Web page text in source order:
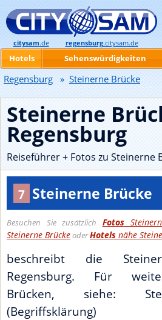
Steinerne
Regensburg
Reiseführer + Fotos zu Steinerne
7 Steinerne Brücke
Besuchen Sie zusätzlich Fotos
Steinerne BrückeoderHotels nähe
beschreibt die
Regensburg. Für
Brücken, siehe:
(Begriffsklärung)
citysam.de regensburg.citysam.de
Hotels Sehenswürdigkeiten
Regensburg » Steinerne Brücke